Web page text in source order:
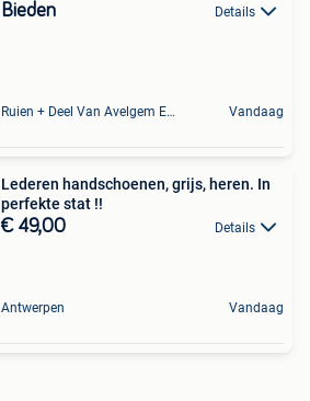
Bieden Details
Ruien + Deel Van Avelgem En Waarmaarde Vandaag
Lederen handschoenen, grijs, heren. In
perfekte stat !!
€ 49,00 Details
Antwerpen Vandaag